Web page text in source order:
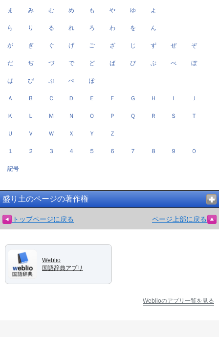
ま み む め も や ゆ よ
ら り る れ ろ わ を ん
が ぎ ぐ げ ご ざ じ ず ぜ ぞ
だ ぢ づ で ど ば び ぶ べ ぼ
ぱ ぴ ぷ ぺ ぽ
Ａ Ｂ Ｃ Ｄ Ｅ Ｆ Ｇ Ｈ Ｉ Ｊ
Ｋ Ｌ Ｍ Ｎ Ｏ Ｐ Ｑ Ｒ Ｓ Ｔ
Ｕ Ｖ Ｗ Ｘ Ｙ Ｚ
１ ２ ３ ４ ５ ６ ７ ８ ９ ０
記号
盛り土のページの著作権
トップページに戻る ページ上部に戻る
Weblio
国語辞典アプリ
Weblioのアプリ一覧を見る